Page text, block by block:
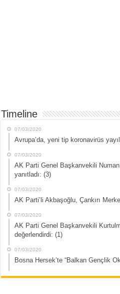
Timeline
07/03/2020
Avrupa’da, yeni tip koronavirüs
07/03/2020
AK Parti Genel Başkanvekili
yanıtladı: (3)
07/03/2020
AK Parti’li Akbaşoğlu, Çankırı
07/03/2020
AK Parti Genel Başkanvekili
değerlendirdi: (1)
07/03/2020
Bosna Hersek’te “Balkan Gençlik